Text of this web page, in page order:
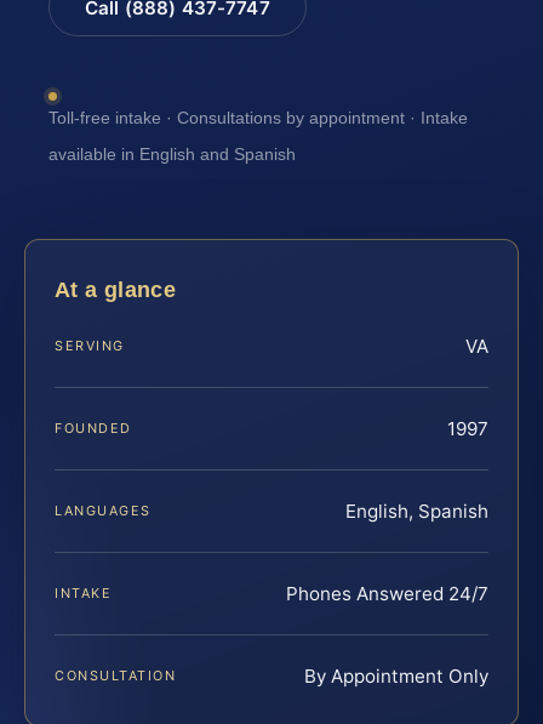
Call (888) 437-7747
Toll-free intake · Consultations by appointment · Intake
available in English and Spanish
At a glance
SERVING VA
FOUNDED 1997
LANGUAGES English, Spanish
INTAKE Phones Answered 24/7
CONSULTATION By Appointment Only